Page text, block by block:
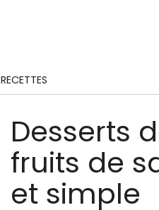
RECETTES
Desserts
fruits de
et simple